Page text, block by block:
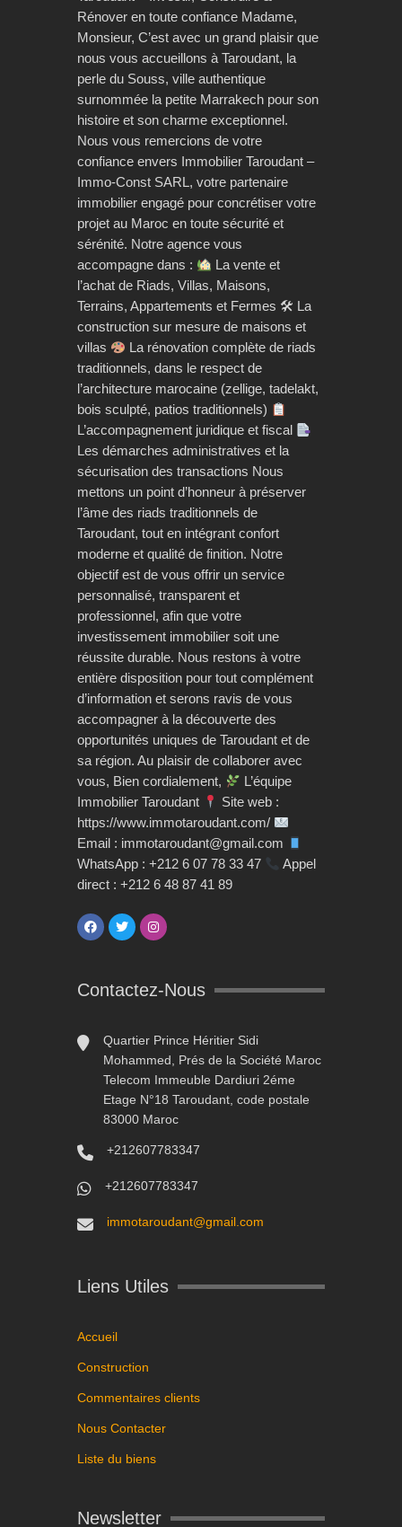
Rénover en toute confiance Madame,
Monsieur, C’est avec un grand plaisir que
nous vous accueillons à Taroudant, la
perle du Souss, ville authentique
surnommée la petite Marrakech pour son
histoire et son charme exceptionnel.
Nous vous remercions de votre
confiance envers Immobilier Taroudant –
Immo-Const SARL, votre partenaire
immobilier engagé pour concrétiser votre
projet au Maroc en toute sécurité et
sérénité. Notre agence vous
accompagne dans :
La vente et
l’achat de Riads, Villas, Maisons,
Terrains, Appartements et Fermes 🛠 La
construction sur mesure de maisons et
villas
La rénovation complète de riads
traditionnels, dans le respect de
l’architecture marocaine (zellige, tadelakt,
bois sculpté, patios traditionnels)
L’accompagnement juridique et fiscal
Les démarches administratives et la
sécurisation des transactions Nous
mettons un point d’honneur à préserver
l’âme des riads traditionnels de
Taroudant, tout en intégrant confort
moderne et qualité de finition. Notre
objectif est de vous offrir un service
personnalisé, transparent et
professionnel, afin que votre
investissement immobilier soit une
réussite durable. Nous restons à votre
entière disposition pour tout complément
d’information et serons ravis de vous
accompagner à la découverte des
opportunités uniques de Taroudant et de
sa région. Au plaisir de collaborer avec
vous, Bien cordialement,
L’équipe
Immobilier Taroudant
Site web :
https://www.immotaroudant.com/
Email : immotaroudant@gmail.com
WhatsApp : +212 6 07 78 33 47
Appel
direct : +212 6 48 87 41 89
Contactez-Nous
Quartier Prince Héritier Sidi
Mohammed, Prés de la Société Maroc
Telecom Immeuble Dardiuri 2éme
Etage N°18 Taroudant, code postale
83000 Maroc
+212607783347
+212607783347
immotaroudant@gmail.com
Liens Utiles
Accueil
Construction
Commentaires clients
Nous Contacter
Liste du biens
Newsletter